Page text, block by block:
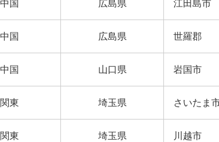
中国 広島県 江田島市
中国 広島県 世羅郡
中国 山口県 岩国市
関東 埼玉県 さいたま
関東 埼玉県 川越市